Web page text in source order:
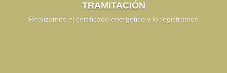
TRAMITACIÓN
Realizamos el certificado energético y lo registramos